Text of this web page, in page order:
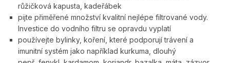
růžičková kapusta, kadeřábek
pijte přiměřené množství kvalitní nejlépe filtrované vody.
Investice do vodního filtru se opravdu vyplatí
používejte bylinky, koření, které podporují trávení a
imunitní systém jako například kurkuma, dlouhý